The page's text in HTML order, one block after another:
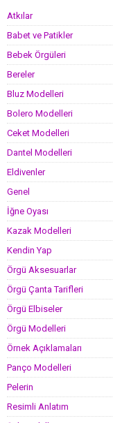
Atkılar
Babet ve Patikler
Bebek Örgüleri
Bereler
Bluz Modelleri
Bolero Modelleri
Ceket Modelleri
Dantel Modelleri
Eldivenler
Genel
İğne Oyası
Kazak Modelleri
Kendin Yap
Örgü Aksesuarlar
Örgü Çanta Tarifleri
Örgü Elbiseler
Örgü Modelleri
Örnek Açıklamaları
Panço Modelleri
Pelerin
Resimli Anlatım